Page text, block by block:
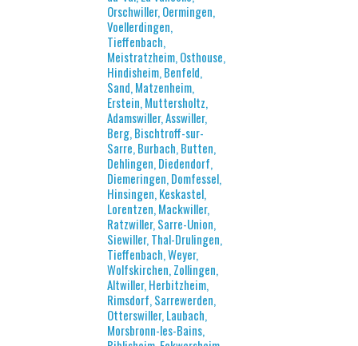
Orschwiller, Oermingen,
Voellerdingen,
Tieffenbach,
Meistratzheim, Osthouse,
Hindisheim, Benfeld,
Sand, Matzenheim,
Erstein, Muttersholtz,
Adamswiller, Asswiller,
Berg, Bischtroff-sur-
Sarre, Burbach, Butten,
Dehlingen, Diedendorf,
Diemeringen, Domfessel,
Hinsingen, Keskastel,
Lorentzen, Mackwiller,
Ratzwiller, Sarre-Union,
Siewiller, Thal-Drulingen,
Tieffenbach, Weyer,
Wolfskirchen, Zollingen,
Altwiller, Herbitzheim,
Rimsdorf, Sarrewerden,
Otterswiller, Laubach,
Morsbronn-les-Bains,